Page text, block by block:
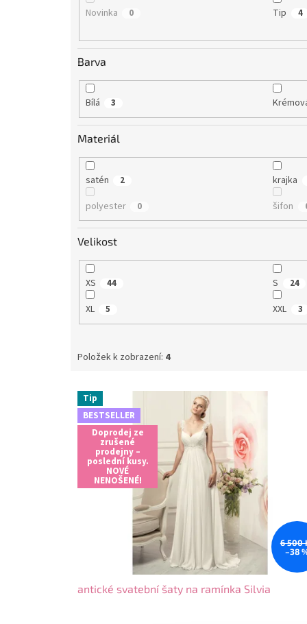
Novinka 0 Tip 4
Barva
Bílá 3
Materiál
satén 2 krajka
polyester 0 šifon
Velikost
XS 44 S 24
XL 5 XXL 3
Položek k zobrazení: 4
V
p
Tip
BESTSELLER
Doprodej ze
zrušené
prodejny –
poslední kusy.
NOVÉ
NENOŠENÉ!
6 500
–38
antické svatební šaty na ramínka Silvia